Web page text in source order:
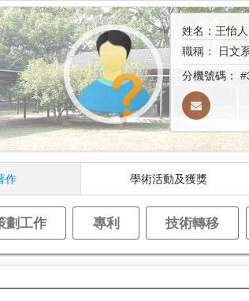
姓名：王怡人
職稱：
日文
分機號碼：
作 學術活動及獲獎
劃工作 專利 技術轉移